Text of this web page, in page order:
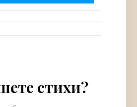
стихи?